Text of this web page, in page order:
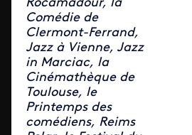
Rocamadour, la
Comédie de
Clermont-Ferrand,
Jazz à Vienne, Jazz
in Marciac, la
Cinémathèque de
Toulouse, le
Printemps des
comédiens, Reims